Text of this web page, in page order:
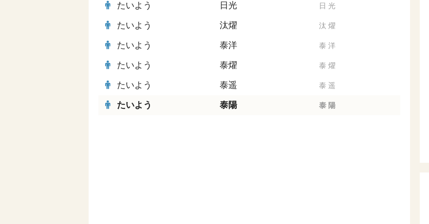
たいよう 日光 日 光
たいよう 汰燿 汰 燿
たいよう 泰洋 泰 洋
たいよう 泰燿 泰 燿
たいよう 泰遥 泰 遥
たいよう 泰陽 泰 陽